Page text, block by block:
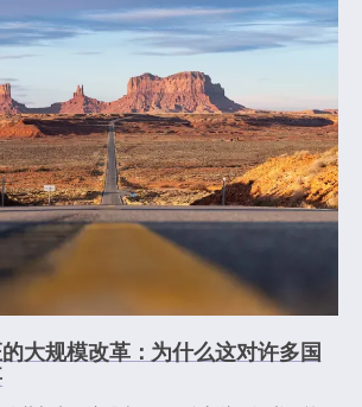
大规模改革：为什么这对许多国